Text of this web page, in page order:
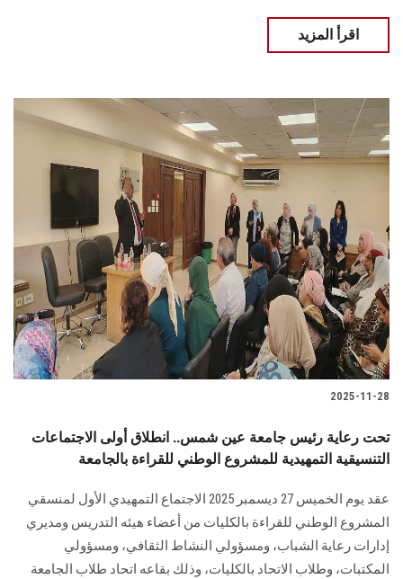
اقرأ المزيد
2025-11-28
تحت رعاية رئيس جامعة عين شمس.. انطلاق أولى الاجتماعات
التنسيقية التمهيدية للمشروع الوطني للقراءة بالجامعة
عقد يوم الخميس 27 ديسمبر 2025 الاجتماع التمهيدي الأول لمنسقي
المشروع الوطني للقراءة بالكليات من أعضاء هيئه التدريس ومديري
إدارات رعاية الشباب، ومسؤولي النشاط الثقافي، ومسؤولي
المكتبات، وطلاب الاتحاد بالكليات، وذلك بقاعه اتحاد طلاب الجامعة